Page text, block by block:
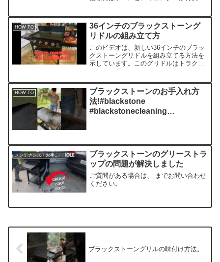
はガス漏れが無いか毎回チェックするこ
とをメーカ...
HOW TO
36インチのブラックストーング
リドルの組み立て方
このビデオは、新しい36インチのブラッ
クストーングリドルを組み立てる方法を
示しています。このグリドルはトラクタ
ば、これは組み立てがいかに簡単かを示
しています。合計時間は約...
HOW TO
ブラックストーンのお手入れ方
法!#blackstone
#blackstonecleaning
メンテナンス・お手入れ方法
ブラックストーンのグリーストラ
ップの問題が解決しました
ご質問がある場合は、 までお問い合わせ
ください。
ブラックストーングリルの味付け方法。